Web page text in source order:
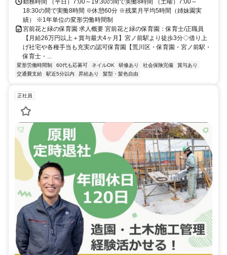
勤務時間 （平日）7:00～19:30の間で実働8時間 （土曜）7:00～
18:30の間で実働8時間 ※休憩60分 ※残業月平均5時間（姉妹園実
績） ※1年単位の変形労働時間制
宮前花と緑の保育園 求人概要 宮前花と緑の保育園：保育士/正職員
【月給26万円以上＋賞与最大4ヶ月】宮ノ前駅より徒歩3分◇借り上
げ社宅や各種手当も充実の認可保育園【荒川区・保育園・宮ノ前駅・
保育士・...
変形労働時間制 60代も応募可 ネイルOK 研修あり 社会保険完備
賞与あり
交通費支給
駅近5分以内 昇給あり 髪型・髪色自由
正社員